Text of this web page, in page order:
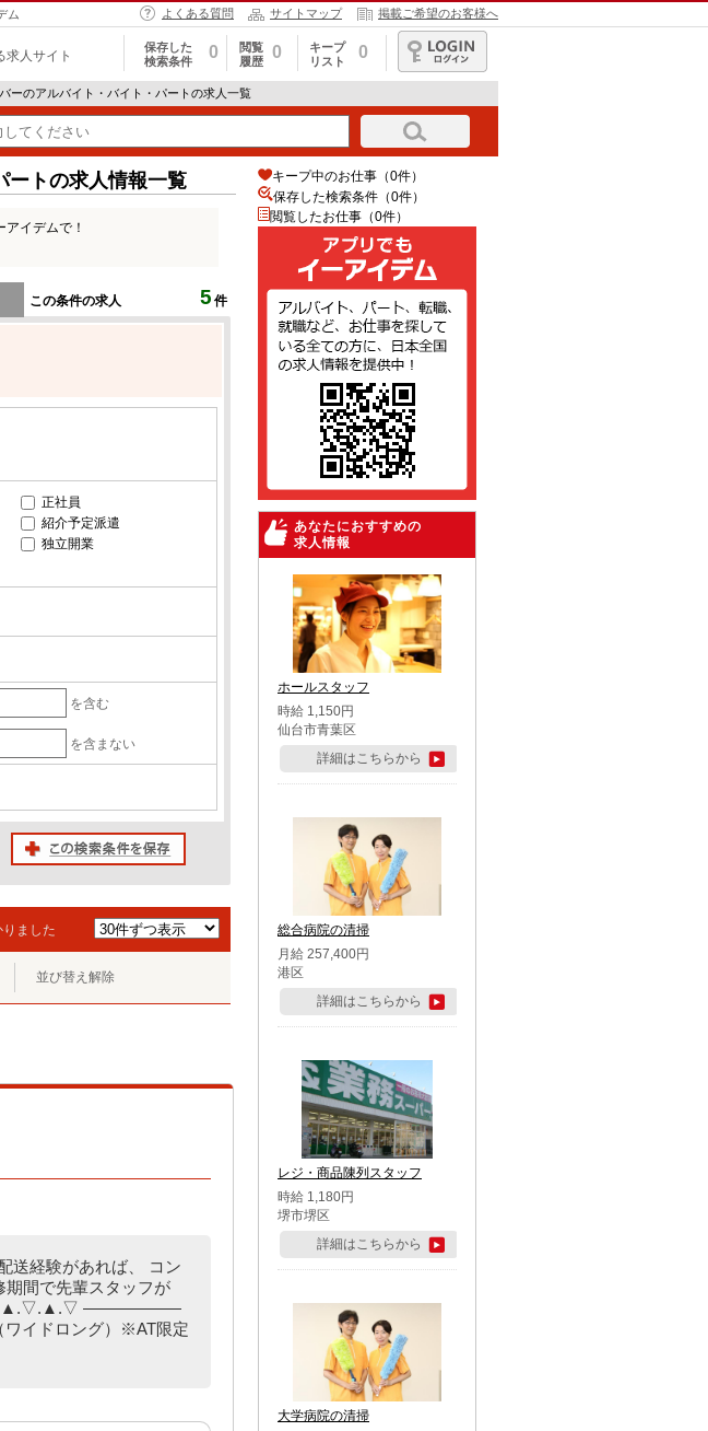
ム よくある質問 サイトマップ 掲載ご希望のお客様へ
求人サイト
保存した
検索条件
0
閲覧
履歴
0
キープ
リスト
0
ログイン
ーのアルバイト・バイト・パートの求人一覧
ートの求人情報一覧
イデムで！
この条件の求人 5 件
正社員
紹介予定派遣
独立開業
を含む
を含まない
ました
並び替え解除
経験があれば、 コン
期間で先輩スタッフが
――――――
ドロング）※AT限定
キープ中のお仕事（0件）
保存した検索条件（0件）
閲覧したお仕事（0件）
あなたにおすすめの
求人情報
ホールスタッフ
時給 1,150円
仙台市青葉区
詳細はこちらから
総合病院の清掃
月給 257,400円
港区
詳細はこちらから
レジ・商品陳列スタッフ
時給 1,180円
堺市堺区
詳細はこちらから
大学病院の清掃